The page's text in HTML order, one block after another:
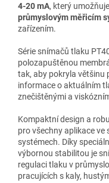
4-20 mA, který
průmyslovým měřicím
zařízením.
Série snímačů tlaku
polozapuštěnou
tak, aby pokryla většinu
informace o aktuálním
znečištěnými a
Kompaktní design a
pro všechny aplikace
systémech. Díky
výbornou stabilitou je
regulaci tlaku v
pracujících s kaly,